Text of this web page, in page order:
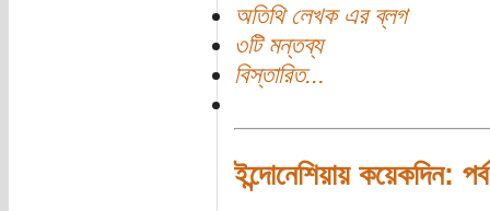
অতিথি লেখক এর ব্লগ
৩টি মন্তব্য
বিস্তারিত...
ইন্দোনেশিয়ায় কয়েকদিন: